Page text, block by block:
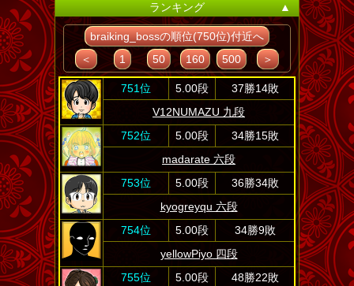
ランキング
▲
braiking_bossの順位(750位)付近へ
＜
1 50 160 500 ＞
751位 5.00段
37勝14敗
V12NUMAZU 九段
752位
5.00段
34勝15敗
madarate 六段
753位
5.00段
36勝34敗
kyogreyqu 六段
754位
5.00段
34勝9敗
yellowPiyo 四段
755位
5.00段
48勝22敗